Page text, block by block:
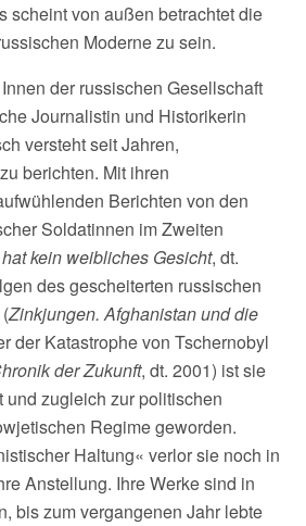
scheint von außen betrachtet die
Moderne zu sein.
der russischen Gesellschaft
Journalistin und Historikerin
versteht seit Jahren,
berichten. Mit ihren
Berichten von den
Soldatinnen im Zweiten
kein weibliches Gesicht, dt.
des gescheiterten russischen
Zinkjungen. Afghanistan und die
der Katastrophe von Tschernobyl
der Zukunft, dt. 2001) ist sie
und zugleich zur politischen
Regime geworden.
Haltung« verlor sie noch in
Anstellung. Ihre Werke sind in
bis zum vergangenen Jahr lebte